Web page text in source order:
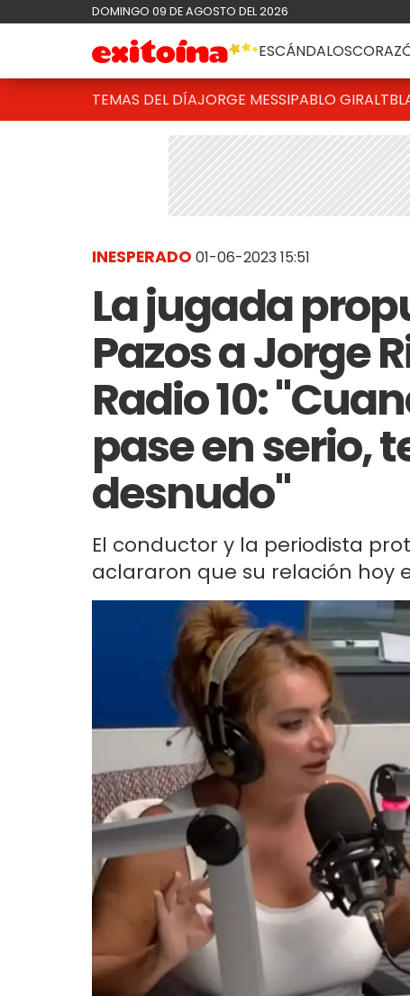
DOMINGO 09 DE AGOSTO DEL 2026
ESCÁNDALOS
TEMAS DEL DÍAJORGE MESSIPABLO GIRALT
INESPERADO 01-06-2023 15:51
La jugada
Pazos a Jorge
Radio 10:
pase en serio,
desnudo"
El conductor y la periodista
aclararon que su relación hoy